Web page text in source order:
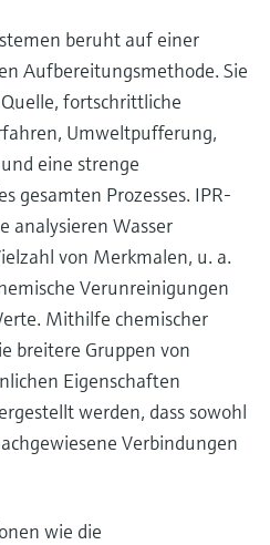
beruht auf einer
Aufbereitungsmethode. Sie
fortschrittliche
Umweltpufferung,
eine strenge
gesamten Prozesses. IPR-
analysieren Wasser
von Merkmalen, u. a.
Verunreinigungen
Mithilfe chemischer
breitere Gruppen von
Eigenschaften
werden, dass sowohl
Verbindungen
wie die